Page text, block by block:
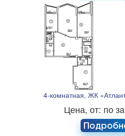
4-комнатная, ЖК
Цена, от: по